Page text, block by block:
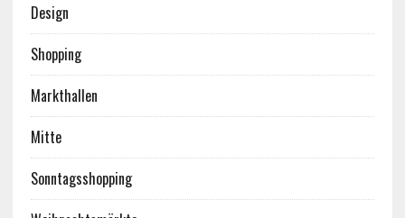
Design
Shopping
Markthallen
Mitte
Sonntagsshopping